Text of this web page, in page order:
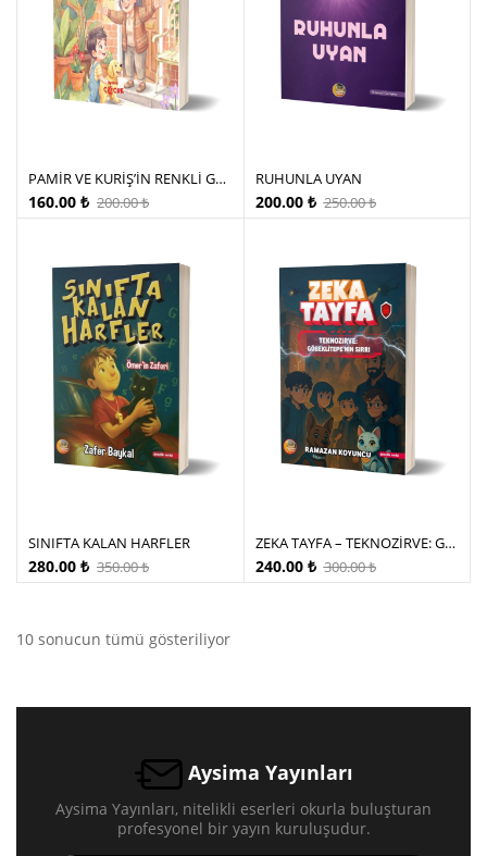
PAMİR VE KURİŞ’İN RENKLİ GÜNÜ
200.00₺
160.00 ₺
RUHUNLA UYAN
250.00₺
200.00 ₺
SINIFTA KALAN HARFLER
350.00₺
280.00 ₺
ZEKA TAYFA – TEKNOZİRVE: GÖBEKLİTEPE’NİN SIRRI
300.00₺
240.00 ₺
10 sonucun tümü gösteriliyor
Aysima Yayınları
Aysima Yayınları, nitelikli eserleri okurla buluşturan
profesyonel bir yayın kuruluşudur.